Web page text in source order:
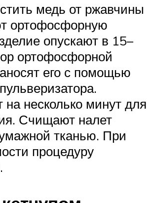
медь от ржавчины
ортофосфорную
опускают в 15–
ортофосфорной
его с помощью
несколько минут для
Счищают налет
тканью. При
процедуру